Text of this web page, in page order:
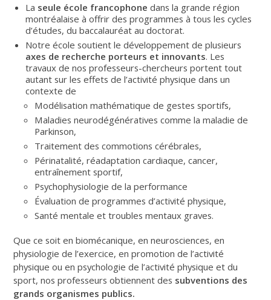
La seule école francophone dans la grande région
montréalaise à offrir des programmes à tous les cycles
d’études, du baccalauréat au doctorat.
Notre école soutient le développement de plusieurs
axes de recherche porteurs et innovants. Les
travaux de nos professeurs-chercheurs portent tout
autant sur les effets de l’activité physique dans un
contexte de
Modélisation mathématique de gestes sportifs,
Maladies neurodégénératives comme la maladie de
Parkinson,
Traitement des commotions cérébrales,
Périnatalité, réadaptation cardiaque, cancer,
entraînement sportif,
Psychophysiologie de la performance
Évaluation de programmes d’activité physique,
Santé mentale et troubles mentaux graves.
Que ce soit en biomécanique, en neurosciences, en
physiologie de l’exercice, en promotion de l’activité
physique ou en psychologie de l’activité physique et du
sport, nos professeurs obtiennent des subventions des
grands organismes publics.